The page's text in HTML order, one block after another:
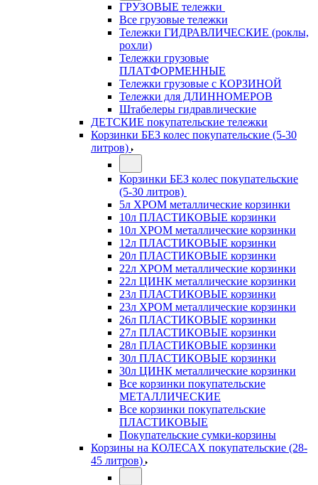
ГРУЗОВЫЕ тележки
Все грузовые тележки
Тележки ГИДРАВЛИЧЕСКИЕ (роклы,
рохли)
Тележки грузовые
ПЛАТФОРМЕННЫЕ
Тележки грузовые с КОРЗИНОЙ
Тележки для ДЛИННОМЕРОВ
Штабелеры гидравлические
ДЕТСКИЕ покупательские тележки
Корзинки БЕЗ колес покупательские (5-30
литров)
Корзинки БЕЗ колес покупательские
(5-30 литров)
5л ХРОМ металлические корзинки
10л ПЛАСТИКОВЫЕ корзинки
10л ХРОМ металлические корзинки
12л ПЛАСТИКОВЫЕ корзинки
20л ПЛАСТИКОВЫЕ корзинки
22л ХРОМ металлические корзинки
22л ЦИНК металлические корзинки
23л ПЛАСТИКОВЫЕ корзинки
23л ХРОМ металлические корзинки
26л ПЛАСТИКОВЫЕ корзинки
27л ПЛАСТИКОВЫЕ корзинки
28л ПЛАСТИКОВЫЕ корзинки
30л ПЛАСТИКОВЫЕ корзинки
30л ЦИНК металлические корзинки
Все корзинки покупательские
МЕТАЛЛИЧЕСКИЕ
Все корзинки покупательские
ПЛАСТИКОВЫЕ
Покупательские сумки-корзины
Корзины на КОЛЕСАХ покупательские (28-
45 литров)